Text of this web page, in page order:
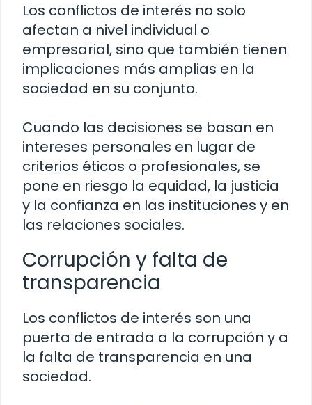
Los conflictos de interés no solo
afectan a nivel individual o
empresarial, sino que también tienen
implicaciones más amplias en la
sociedad en su conjunto.
Cuando las decisiones se basan en
intereses personales en lugar de
criterios éticos o profesionales, se
pone en riesgo la equidad, la justicia
y la confianza en las instituciones y en
las relaciones sociales.
Corrupción y falta de
transparencia
Los conflictos de interés son una
puerta de entrada a la corrupción y a
la falta de transparencia en una
sociedad.